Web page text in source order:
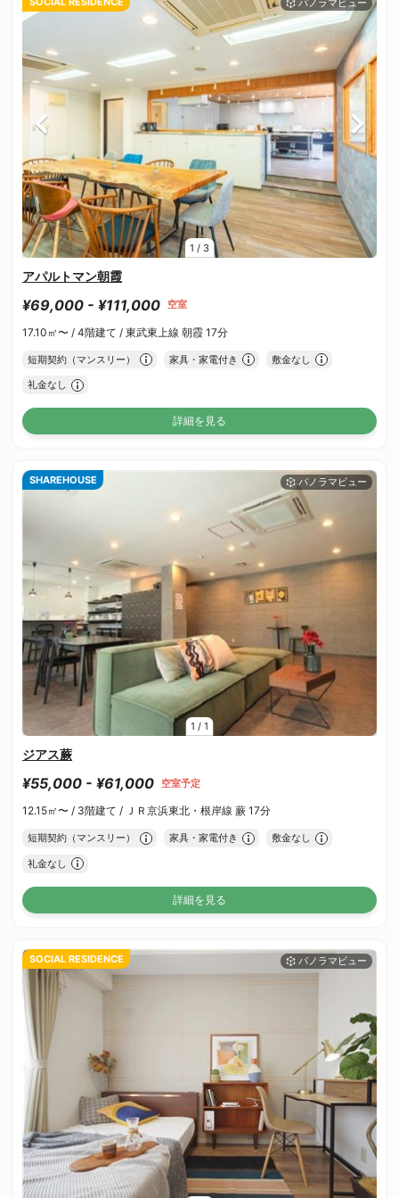
1 / 3
アパルトマン朝霞
¥69,000 - ¥111,000 空室
17.10㎡〜 / 4階建て / 東武東上線 朝霞 17分
短期契約（マンスリー） 家具・家電付き 敷金なし
礼金なし
詳細を見る
1 / 1
SHAREHOUSE
ジアス蕨
¥55,000 - ¥61,000 空室予定
12.15㎡〜 / 3階建て / ＪＲ京浜東北・根岸線 蕨 17分
短期契約（マンスリー） 家具・家電付き 敷金なし
礼金なし
詳細を見る
SOCIAL RESIDENCE